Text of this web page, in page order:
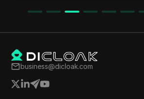
business@dicloak.com